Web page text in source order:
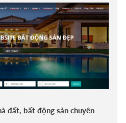
đất, bất động sản chuyên